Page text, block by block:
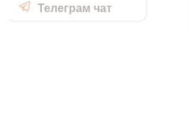
Телеграм чат